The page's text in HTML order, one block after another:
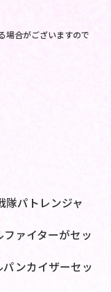
場合がございますので
隊パトレンジャ
ァイターがセッ
パンカイザーセッ